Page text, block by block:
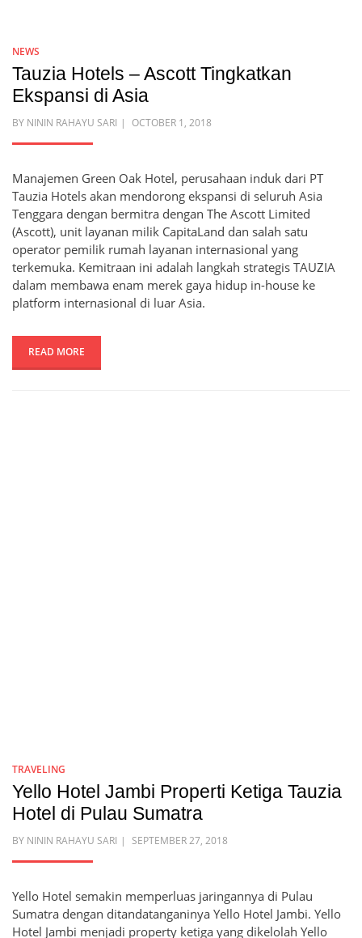
NEWS
Tauzia Hotels – Ascott Tingkatkan
Ekspansi di Asia
BY NININ RAHAYU SARI
POSTED
OCTOBER 1, 2018
Manajemen Green Oak Hotel, perusahaan induk dari PT
Tauzia Hotels akan mendorong ekspansi di seluruh Asia
Tenggara dengan bermitra dengan The Ascott Limited
(Ascott), unit layanan milik CapitaLand dan salah satu
operator pemilik rumah layanan internasional yang
terkemuka. Kemitraan ini adalah langkah strategis TAUZIA
dalam membawa enam merek gaya hidup in-house ke
platform internasional di luar Asia.
READ MORE
TRAVELING
Yello Hotel Jambi Properti Ketiga Tauzia
Hotel di Pulau Sumatra
BY NININ RAHAYU SARI
POSTED
SEPTEMBER 27, 2018
Yello Hotel semakin memperluas jaringannya di Pulau
Sumatra dengan ditandatanganinya Yello Hotel Jambi. Yello
Hotel Jambi menjadi property ketiga yang dikelolah Yello